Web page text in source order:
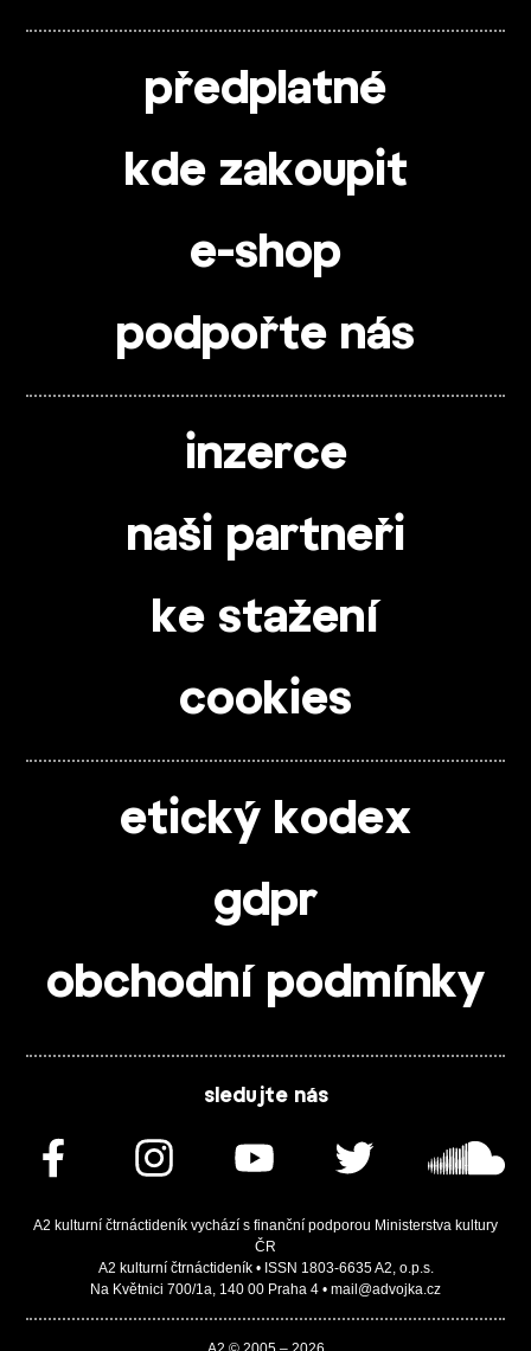
předplatné
kde zakoupit
e-shop
podpořte nás
inzerce
naši partneři
ke stažení
cookies
etický kodex
gdpr
obchodní podmínky
sledujte nás
A2 kulturní čtrnáctideník vychází s finanční podporou Ministerstva kultury
ČR
A2 kulturní čtrnáctideník • ISSN 1803-6635 A2, o.p.s.
Na Květnici 700/1a, 140 00 Praha 4 • mail@advojka.cz